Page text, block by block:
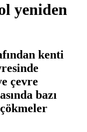
yeniden
kenti
çevre
bazı